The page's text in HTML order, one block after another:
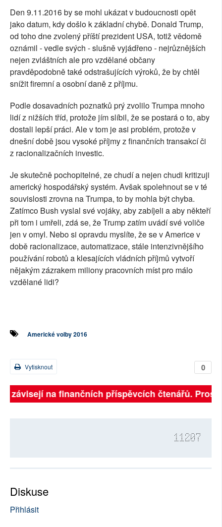
Den 9.11.2016 by se mohl ukázat v budoucnosti opět
jako datum, kdy došlo k základní chybě. Donald Trump,
od toho dne zvolený příští prezident USA, totiž vědomě
oznámil - vedle svých - slušně vyjádřeno - nejrůznějších
nejen zvláštních ale pro vzdělané občany
pravděpodobně také odstrašujících výroků, že by chtěl
snížit firemní a osobní daně z příjmu.
Podle dosavadních poznatků prý zvolilo Trumpa mnoho
lidí z nižších tříd, protože jím slíbil, že se postará o to, aby
dostali lepší práci. Ale v tom je asi problém, protože v
dnešní době jsou vysoké příjmy z finančních transakcí či
z racionalizačních investic.
Je skutečně pochopitelné, ze chudí a nejen chudi kritizuji
americký hospodářský systém. Avšak spolehnout se v té
souvislosti zrovna na Trumpa, to by mohla být chyba.
Zatímco Bush vyslal své vojáky, aby zabíjeli a aby někteří
při tom i umřeli, zdá se, že Trump zatím uvádí své voliče
jen v omyl. Nebo si opravdu myslíte, že se v Americe v
době racionalizace, automatizace, stále intenzivnějšího
používání robotů a klesajících vládních příjmů vytvoří
nějakým zázrakem miliony pracovních míst pro málo
vzdělané lidi?
Americké volby 2016
0
Vytisknout
závisejí na finančních příspěvcích čtenářů.
11207
Diskuse
Přihlásit